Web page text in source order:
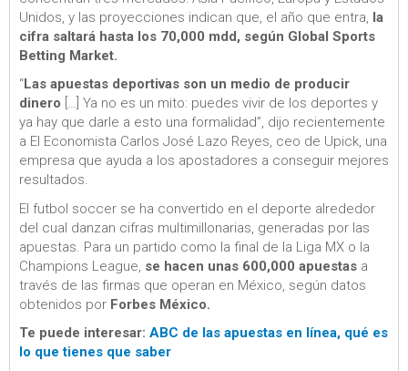
Unidos, y las proyecciones indican que, el año que entra, la
cifra saltará hasta los 70,000 mdd, según Global Sports
Betting Market.
“Las apuestas deportivas son un medio de producir
dinero […] Ya no es un mito: puedes vivir de los deportes y
ya hay que darle a esto una formalidad”, dijo recientemente
a El Economista Carlos José Lazo Reyes, ceo de Upick, una
empresa que ayuda a los apostadores a conseguir mejores
resultados.
El futbol soccer se ha convertido en el deporte alrededor
del cual danzan cifras multimillonarias, generadas por las
apuestas. Para un partido como la final de la Liga MX o la
Champions League, se hacen unas 600,000 apuestas a
través de las firmas que operan en México, según datos
obtenidos por Forbes México.
Te puede interesar: ABC de las apuestas en línea, qué es
lo que tienes que saber